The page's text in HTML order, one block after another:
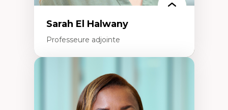
Sarah El Halwany
Professeure adjointe
Les apports pédagogiques des théories de
l'affect, du posthumanisme, du féminisme
dans l'éducation aux sciences